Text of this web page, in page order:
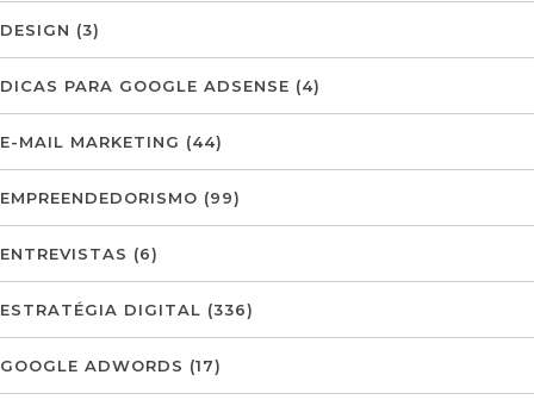
DESIGN (3)
DICAS PARA GOOGLE ADSENSE (4)
E-MAIL MARKETING (44)
EMPREENDEDORISMO (99)
ENTREVISTAS (6)
ESTRATÉGIA DIGITAL (336)
GOOGLE ADWORDS (17)